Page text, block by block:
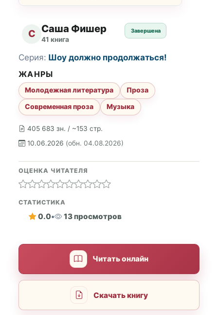
С Саша Фишер
41 книга
Завершена
405 683 зн. / ~153 стр.
10.06.2026 (обн. 04.08.2026)
Серия: Шоу должно продолжаться!
ЖАНРЫ
Молодежная литература
Проза
Современная проза
Музыка
ОЦЕНКА ЧИТАТЕЛЯ
СТАТИСТИКА
0.0• 13 просмотров
Читать онлайн
Скачать книгу